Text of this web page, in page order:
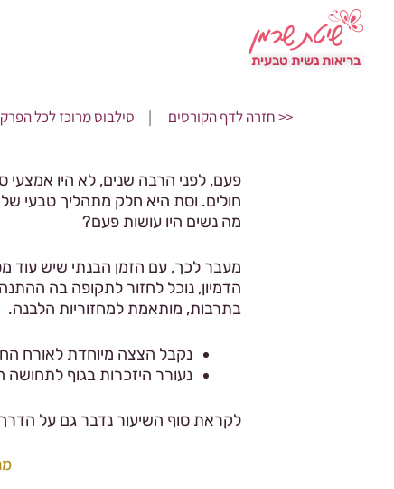
בריאות נשית טבעית
<< חזרה לדף הקורסים | סילבוס מרוכז לכל
פעם, לפני הרבה שנים, לא היו אמצעי
חולים. וסת היא חלק מתהליך טבעי
מה נשים היו עושות פעם?
מעבר לכך, עם הזמן הבנתי שיש עוד
הדמיון, נוכל לחזור לתקופה בה
בתרבות, מותאמת למחזוריות הלבנה.
נקבל הצצה מיוחדת לאורח
נעורר היזכרות בגוף לתחושה
לקראת סוף השיעור נדבר גם על